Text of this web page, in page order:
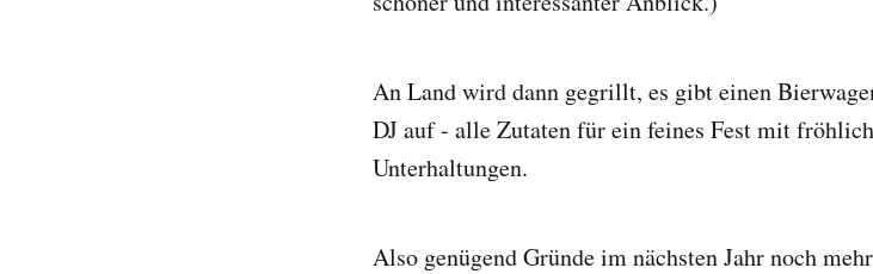
An Land wird dann gegrillt, es gibt einen
DJ auf - alle Zutaten für ein feines Fest mit
Unterhaltungen.
Also genügend Gründe im nächsten Jahr noch